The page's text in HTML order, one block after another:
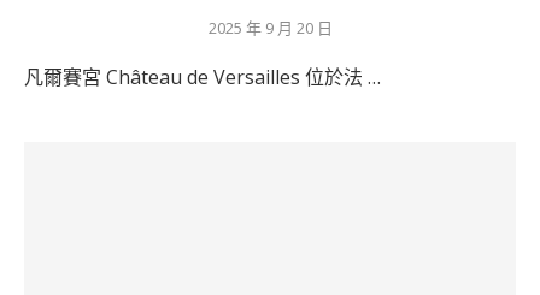
2025 年 9 月 20 日
凡爾賽宮 Château de Versailles 位於法 …